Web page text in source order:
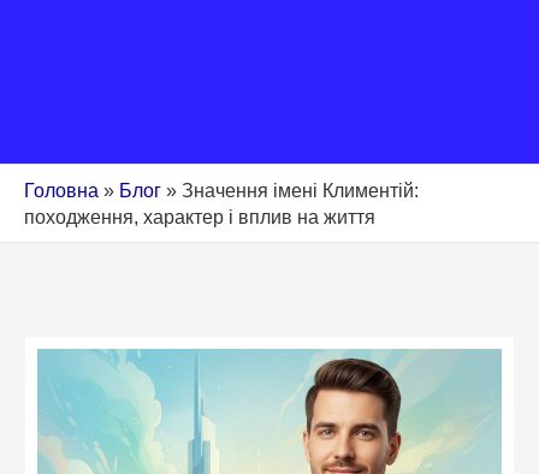
Головна » Блог » Значення імені Климентій:
походження, характер і вплив на життя